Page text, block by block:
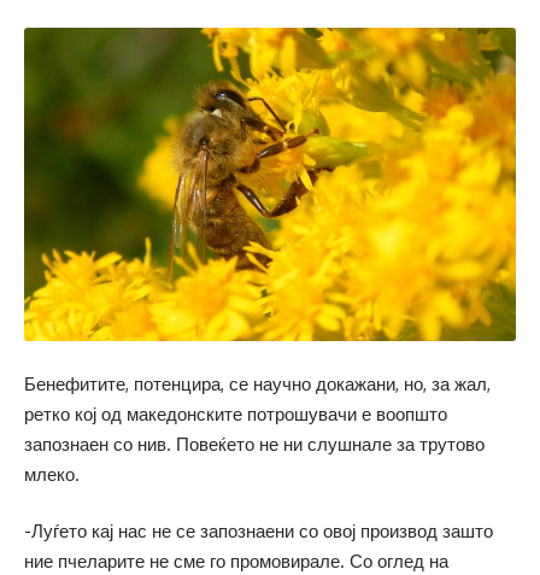
Бенефитите, потенцира, се научно докажани, но, за жал,
ретко кој од македонските потрошувачи е воопшто
запознаен со нив. Повеќето не ни слушнале за трутово
млеко.
-Луѓето кај нас не се запознаени со овој производ зашто
ние пчеларите не сме го промовирале. Со оглед на